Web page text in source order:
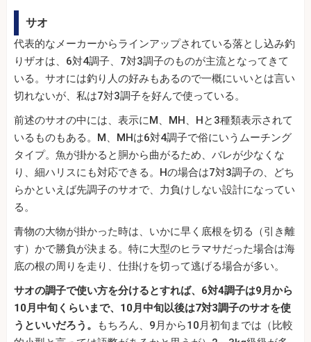
サオ
代表的なメーカーからラインアップされている落とし込み釣
りザオは、6対4調子、7対3調子のものが主流となってきて
いる。サオには釣り人の好みもあるので一概にいいとは言い
切れないが、私は7対3調子を好んで使っている。
前述のサオの中には、表示にM、MH、Hと3種類表示されて
いるものもある。M、MHは6対4調子で俗にいうムーチング
タイプ。魚が掛かると胴から曲がるため、バレが少なくな
り、細ハリスにも対応できる。Hの場合は7対3調子の、どち
らかといえば先調子のサオで、力負けしない設計になってい
る。
青物の大物が掛かった時は、いかに早く底根を切る（引き離
す）かで勝負が決まる。特に大型のヒラマサだった場合は海
底の根の周りを走り、仕掛けを切って逃げる場合が多い。
サオの調子で使い方を分けるとすれば、6対4調子は9月から
10月中旬くらいまで、10月中旬以後は7対3調子のサオを使
うといいだろう。
もちろん、9月から10月初旬までは（比較